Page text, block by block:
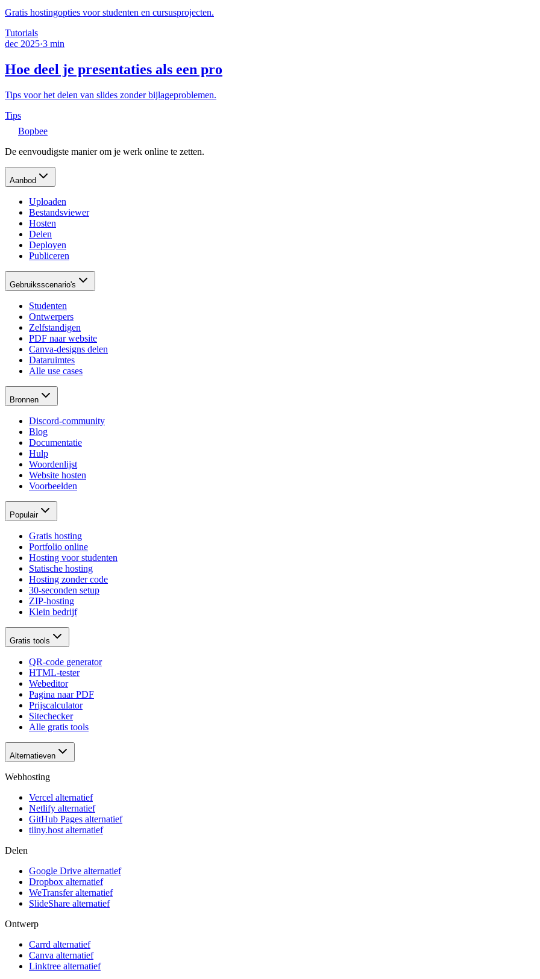
Gratis hostingopties voor studenten en cursusprojecten.
Tutorials
dec 2025·3 min
Hoe deel je presentaties als een pro
Tips voor het delen van slides zonder bijlageproblemen.
Tips
Bopbee
De eenvoudigste manier om je werk online te zetten.
Aanbod
Uploaden
Bestandsviewer
Hosten
Delen
Deployen
Publiceren
Gebruiksscenario's
Studenten
Ontwerpers
Zelfstandigen
PDF naar website
Canva-designs delen
Dataruimtes
Alle use cases
Bronnen
Discord-community
Blog
Documentatie
Hulp
Woordenlijst
Website hosten
Voorbeelden
Populair
Gratis hosting
Portfolio online
Hosting voor studenten
Statische hosting
Hosting zonder code
30-seconden setup
ZIP-hosting
Klein bedrijf
Gratis tools
QR-code generator
HTML-tester
Webeditor
Pagina naar PDF
Prijscalculator
Sitechecker
Alle gratis tools
Alternatieven
Webhosting
Vercel alternatief
Netlify alternatief
GitHub Pages alternatief
tiiny.host alternatief
Delen
Google Drive alternatief
Dropbox alternatief
WeTransfer alternatief
SlideShare alternatief
Ontwerp
Carrd alternatief
Canva alternatief
Linktree alternatief